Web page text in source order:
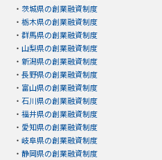
・ 茨城県の創業融資制度
・ 栃木県の創業融資制度
・ 群馬県の創業融資制度
・ 山梨県の創業融資制度
・ 新潟県の創業融資制度
・ 長野県の創業融資制度
・ 富山県の創業融資制度
・ 石川県の創業融資制度
・ 福井県の創業融資制度
・ 愛知県の創業融資制度
・ 岐阜県の創業融資制度
・ 静岡県の創業融資制度